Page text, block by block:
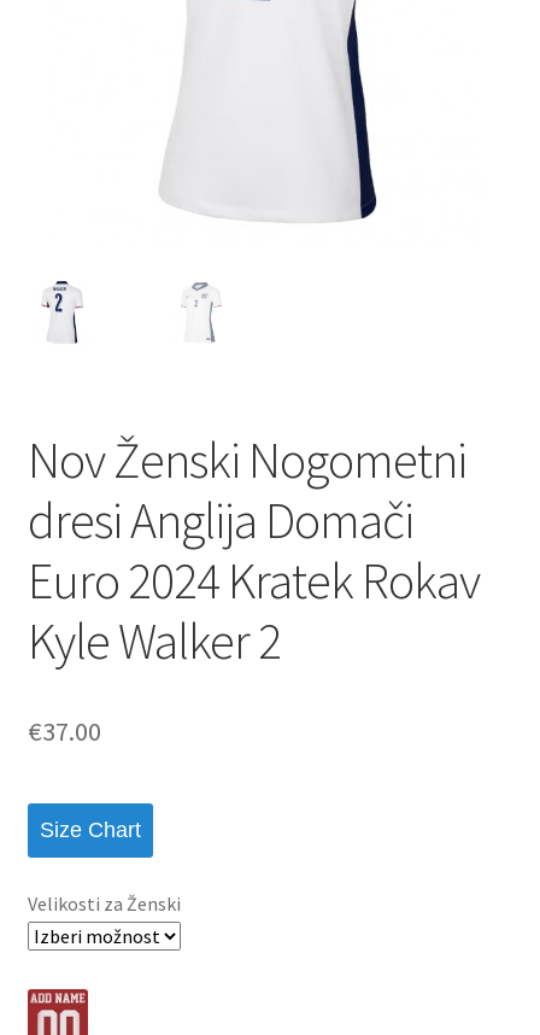
Nov Ženski Nogometni
dresi Anglija Domači
Euro 2024 Kratek Rokav
Kyle Walker 2
€37.00
Size Chart
Velikosti za Ženski